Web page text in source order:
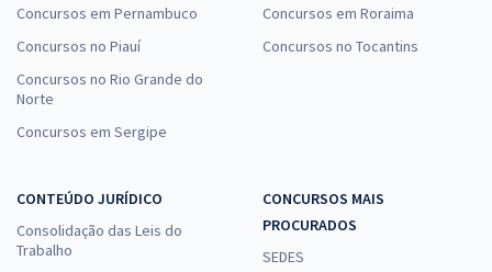
Concursos em Pernambuco
Concursos no Piauí
Concursos no Rio Grande do
Norte
Concursos em Sergipe
Concursos em Roraima
Concursos no Tocantins
CONTEÚDO JURÍDICO
Consolidação das Leis do
Trabalho
CONCURSOS MAIS
PROCURADOS
SEDES